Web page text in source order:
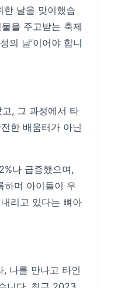
한 날을 맞이했습
을 주고받는 축제
의 날’이어야 합니
, 그 과정에서 타
한 배움터가 아닌
나 급증했으며,
하며 아이들이 우
리고 있다는 뼈아
나를 만나고 타인